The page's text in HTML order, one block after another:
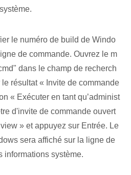
le numéro de build de Windo
de commande. Ouvrez le m
dans le champ de recherch
résultat « Invite de commande
« Exécuter en tant qu’administ
d'invite de commande ouvert
» et appuyez sur Entrée. Le
sera affiché sur la ligne de
informations système.